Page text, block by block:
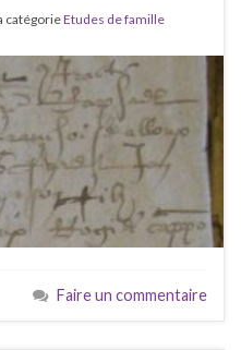
catégorieEtudes de famille
Faire un commentaire